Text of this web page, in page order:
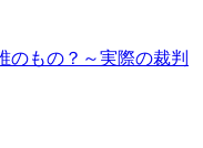
のもの？～実際の裁判